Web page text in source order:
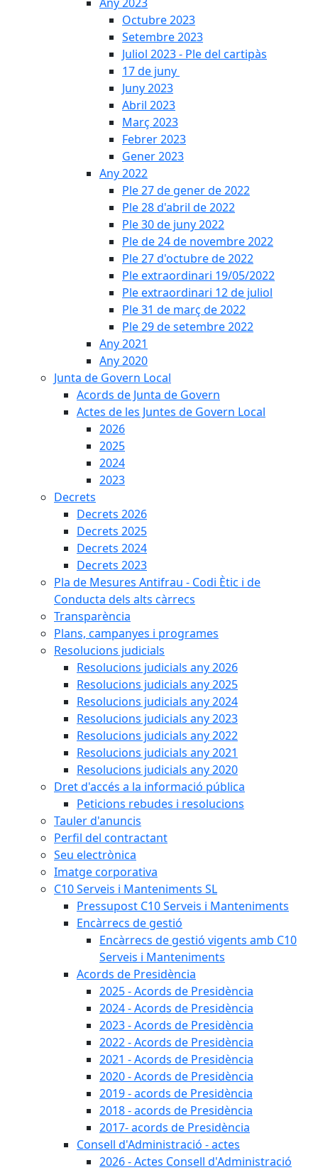
Octubre 2023
Setembre 2023
Juliol 2023 - Ple del cartipàs
17 de juny
Juny 2023
Abril 2023
Març 2023
Febrer 2023
Gener 2023
Any 2022
Ple 27 de gener de 2022
Ple 28 d'abril de 2022
Ple 30 de juny 2022
Ple de 24 de novembre 2022
Ple 27 d'octubre de 2022
Ple extraordinari 19/05/2022
Ple extraordinari 12 de juliol
Ple 31 de març de 2022
Ple 29 de setembre 2022
Any 2021
Any 2020
Junta de Govern Local
Acords de Junta de Govern
Actes de les Juntes de Govern Local
2026
2025
2024
2023
Decrets
Decrets 2026
Decrets 2025
Decrets 2024
Decrets 2023
Pla de Mesures Antifrau - Codi Ètic i de
Conducta dels alts càrrecs
Transparència
Plans, campanyes i programes
Resolucions judicials
Resolucions judicials any 2026
Resolucions judicials any 2025
Resolucions judicials any 2024
Resolucions judicials any 2023
Resolucions judicials any 2022
Resolucions judicials any 2021
Resolucions judicials any 2020
Dret d'accés a la informació pública
Peticions rebudes i resolucions
Tauler d'anuncis
Perfil del contractant
Seu electrònica
Imatge corporativa
C10 Serveis i Manteniments SL
Pressupost C10 Serveis i Manteniments
Encàrrecs de gestió
Encàrrecs de gestió vigents amb C10
Serveis i Manteniments
Acords de Presidència
2025 - Acords de Presidència
2024 - Acords de Presidència
2023 - Acords de Presidència
2022 - Acords de Presidència
2021 - Acords de Presidència
2020 - Acords de Presidència
2019 - acords de Presidència
2018 - acords de Presidència
2017- acords de Presidència
Consell d'Administració - actes
2026 - Actes Consell d'Administració